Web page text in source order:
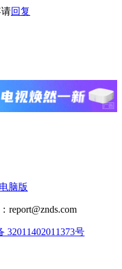
回复
电脑版
report@znds.com
32011402011373号